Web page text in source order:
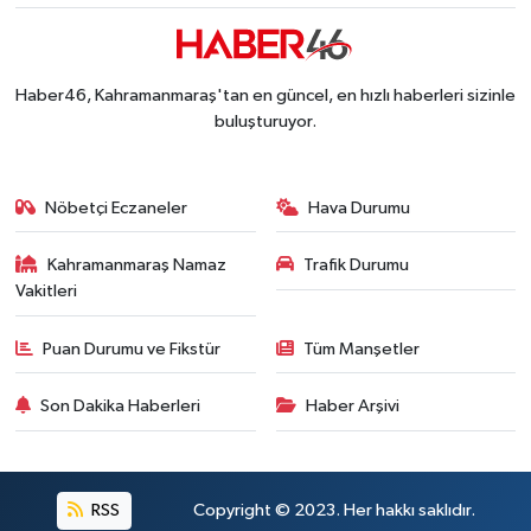
19:12 |Onikişubat Belediyesi Gündüz Bakımevi İçin
Kahramanmaraş'ta 29 Kilometrelik Grup
Haber46, Kahramanmaraş'tan en güncel, en hızlı haberleri sizinle
buluşturuyor.
Nöbetçi Eczaneler Hava Durumu
Kahramanmaraş Namaz
Vakitleri
Trafik Durumu
Puan Durumu ve Fikstür Tüm Manşetler
Son Dakika Haberleri Haber Arşivi
RSS Copyright © 2023. Her hakkı saklıdır.